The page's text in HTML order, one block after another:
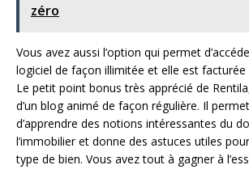
zéro
Vous avez aussi l’option qui permet
logiciel de façon illimitée et elle est
Le petit point bonus très apprécié de
d’un blog animé de façon régulière. Il
d’apprendre des notions intéressantes du
l’immobilier et donne des astuces utiles
type de bien. Vous avez tout à gagner à